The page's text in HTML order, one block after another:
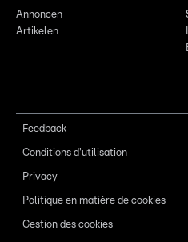
Annoncen
Artikelen
Feedback
Conditions d'utilisation
Privacy
Politique en matière de cookies
Gestion des cookies